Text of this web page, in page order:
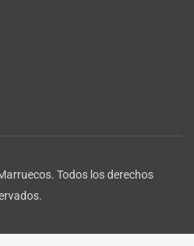
Todos los derechos